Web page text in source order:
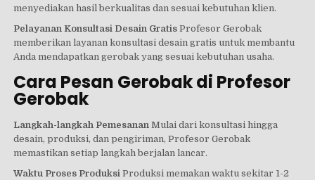
menyediakan hasil berkualitas dan sesuai kebutuhan klien.
Pelayanan Konsultasi Desain Gratis Profesor Gerobak
memberikan layanan konsultasi desain gratis untuk membantu
Anda mendapatkan gerobak yang sesuai kebutuhan usaha.
Cara Pesan Gerobak di Profesor
Gerobak
Langkah-langkah Pemesanan Mulai dari konsultasi hingga
desain, produksi, dan pengiriman, Profesor Gerobak
memastikan setiap langkah berjalan lancar.
Waktu Proses Produksi Produksi memakan waktu sekitar 1-2